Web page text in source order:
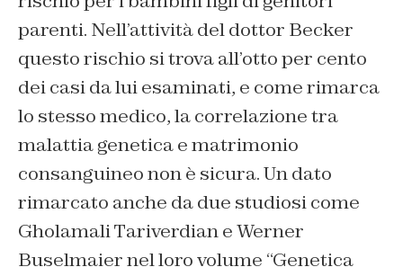
parenti. Nell’attività del dottor Becker
questo rischio si trova all’otto per cento
dei casi da lui esaminati, e come rimarca
lo stesso medico, la correlazione tra
malattia genetica e matrimonio
consanguineo non è sicura. Un dato
rimarcato anche da due studiosi come
Gholamali Tariverdian e Werner
Buselmaier nel loro volume “Genetica